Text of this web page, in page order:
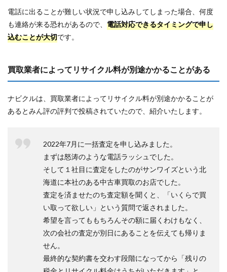
電話に出ることが難しい状況で申し込みしてしまった場合、何度
も連絡が来る恐れがあるので、 電話対応できるタイミングで申し
込むことが大切です。
買取業者によってリサイクル料が別途かかることがある
ナビクルは、買取業者によってリサイクル料が別途かかることが
あるとみん評の評判で投稿されていたので、紹介いたします。
2022年7月に一括査定を申し込みました。
まずは怒涛のような電話ラッシュでした。
そして１社目に査定をしたのがサンワイズという北
海道に本社のある中古車買取のお店でした。
査定を済ませたのち査定額を聞くと、「いくらで買
い取って欲しい」という質問で返されました。
希望を言ってももちろんその額に届くわけもなく、
次の会社の査定が別日にあることを伝えても帰りま
せん。
最終的な契約書を交わす段階になってから「残りの